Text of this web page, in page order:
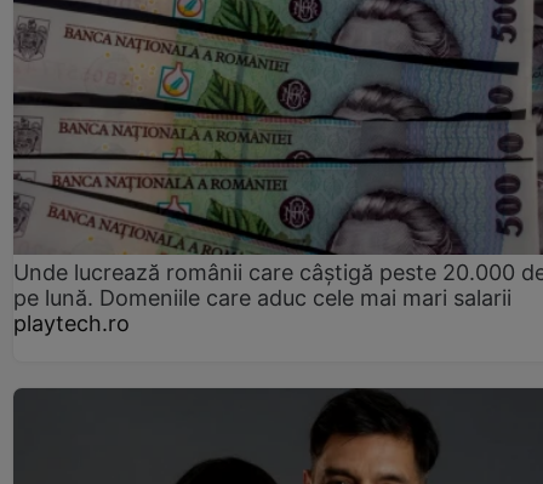
Unde lucrează românii care câștigă peste 20.000
pe lună. Domeniile care aduc cele mai mari salarii
playtech.ro